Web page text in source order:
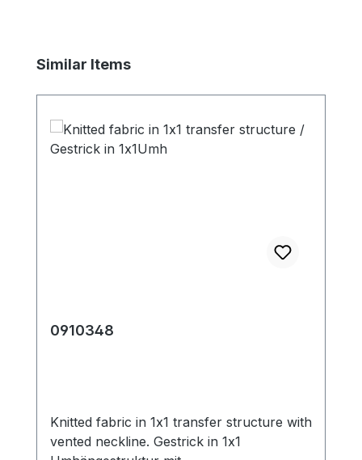
Produktgalerie überspringen
Similar Items
0910348
Knitted fabric in 1x1 transfer structure with
vented neckline. Gestrick in 1x1